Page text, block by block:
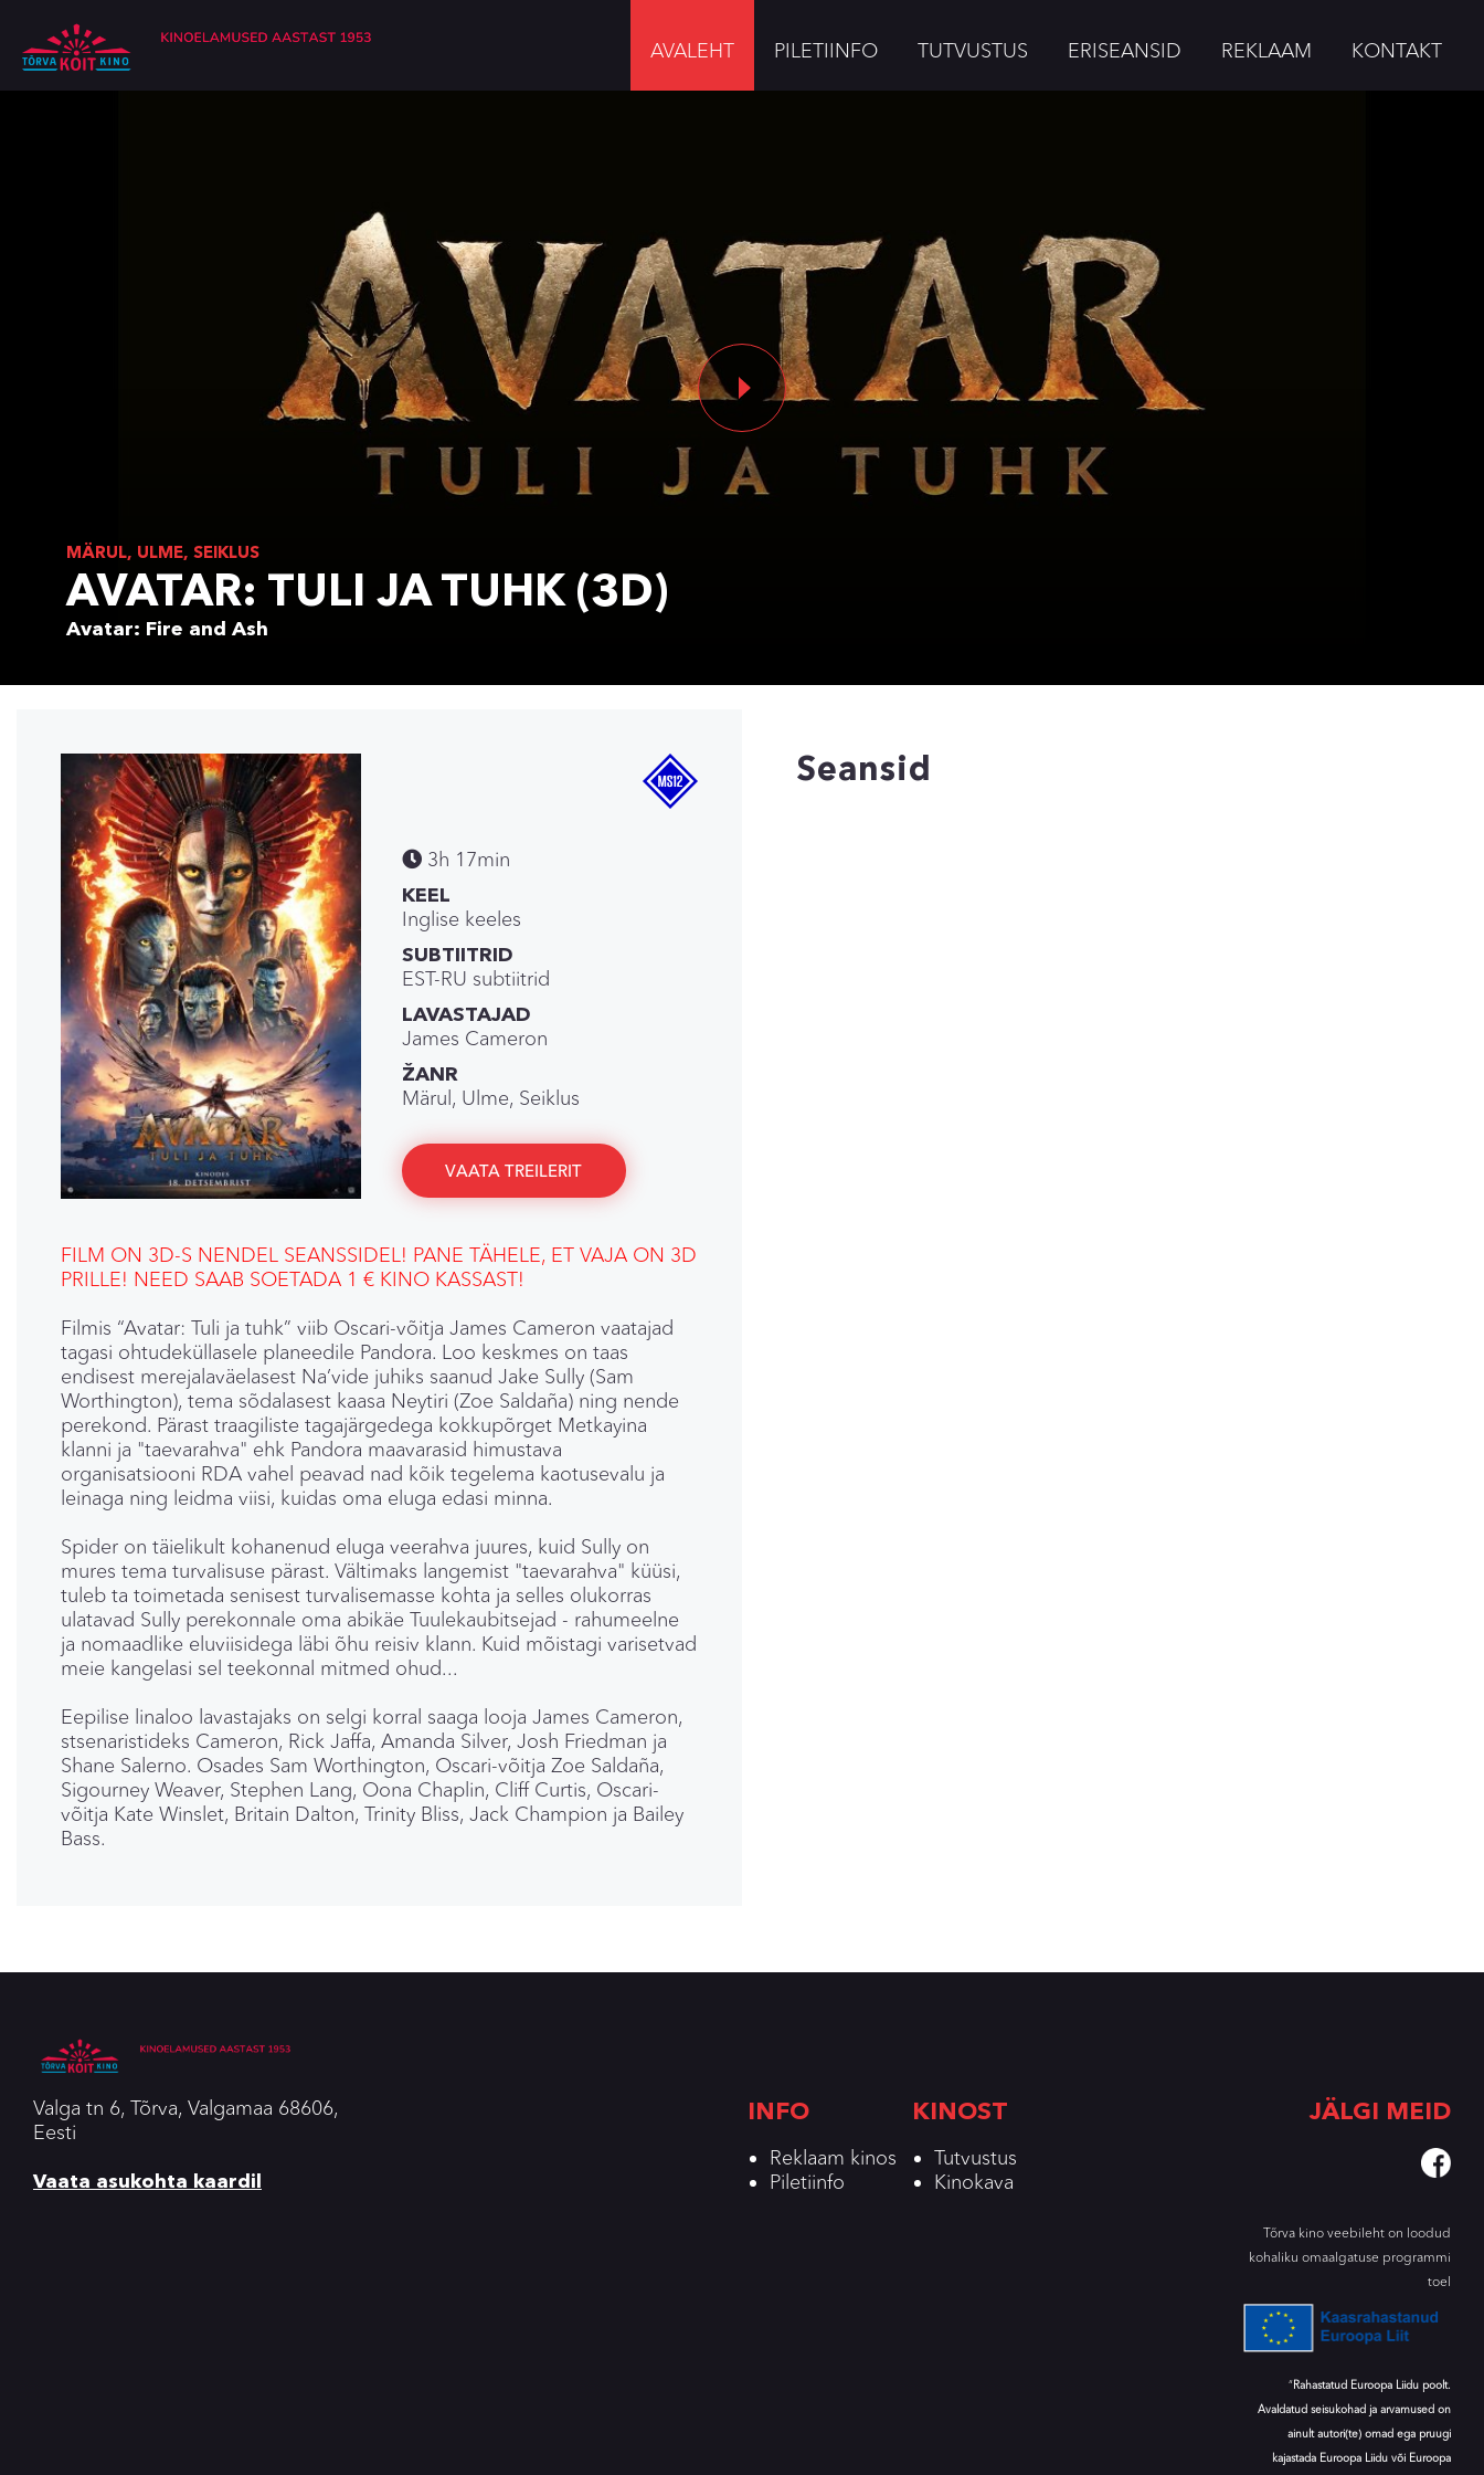
AVALEHT PILETIINFO TUTVUSTUS ERISEANSID REKLAAM KONTAKT
MÄRUL, ULME, SEIKLUS
AVATAR: TULI JA TUHK (3D)
Avatar: Fire and Ash
3h 17min
KEEL
Inglise keeles
SUBTIITRID
EST-RU subtiitrid
LAVASTAJAD
James Cameron
ŽANR
Märul, Ulme, Seiklus
VAATA TREILERIT
FILM ON 3D-S NENDEL SEANSSIDEL! PANE TÄHELE, ET VAJA ON 3D
PRILLE! NEED SAAB SOETADA 1 € KINO KASSAST!
Filmis “Avatar: Tuli ja tuhk” viib Oscari-võitja James Cameron vaatajad
tagasi ohtudeküllasele planeedile Pandora. Loo keskmes on taas
endisest merejalaväelasest Na’vide juhiks saanud Jake Sully (Sam
Worthington), tema sõdalasest kaasa Neytiri (Zoe Saldaña) ning nende
perekond. Pärast traagiliste tagajärgedega kokkupõrget Metkayina
klanni ja "taevarahva" ehk Pandora maavarasid himustava
organisatsiooni RDA vahel peavad nad kõik tegelema kaotusevalu ja
leinaga ning leidma viisi, kuidas oma eluga edasi minna.
Spider on täielikult kohanenud eluga veerahva juures, kuid Sully on
mures tema turvalisuse pärast. Vältimaks langemist "taevarahva" küüsi,
tuleb ta toimetada senisest turvalisemasse kohta ja selles olukorras
ulatavad Sully perekonnale oma abikäe Tuulekaubitsejad - rahumeelne
ja nomaadlike eluviisidega läbi õhu reisiv klann. Kuid mõistagi varisetvad
meie kangelasi sel teekonnal mitmed ohud...
Eepilise linaloo lavastajaks on selgi korral saaga looja James Cameron,
stsenaristideks Cameron, Rick Jaffa, Amanda Silver, Josh Friedman ja
Shane Salerno. Osades Sam Worthington, Oscari-võitja Zoe Saldaña,
Sigourney Weaver, Stephen Lang, Oona Chaplin, Cliff Curtis, Oscari-
võitja Kate Winslet, Britain Dalton, Trinity Bliss, Jack Champion ja Bailey
Bass.
Seansid
Valga tn 6, Tõrva, Valgamaa 68606,
Eesti
Vaata asukohta kaardil
INFO
Reklaam kinos
Piletiinfo
KINOST
Tutvustus
Kinokava
JÄLGI MEID
Tõrva kino veebileht on loodud
kohaliku omaalgatuse programmi
toel
“Rahastatud Euroopa Liidu poolt.
Avaldatud seisukohad ja arvamused on
ainult autori(te) omad ega pruugi
kajastada Euroopa Liidu või Euroopa